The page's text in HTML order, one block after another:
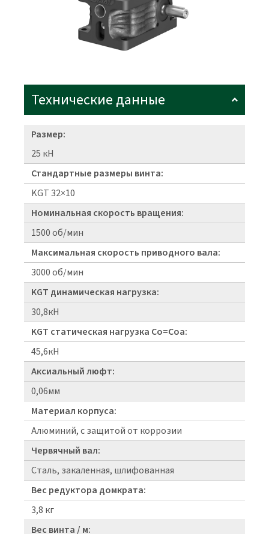
Технические данные
Размер:
25 кН
Стандартные размеры винта:
KGT 32×10
Номинальная скорость вращения:
1500 об/мин
Максимальная скорость приводного вала:
3000 об/мин
KGT динамическая нагрузка:
30,8кН
KGT статическая нагрузка Co=Coa:
45,6кН
Аксиальный люфт:
0,06мм
Материал корпуса:
Алюминий, с защитой от коррозии
Червячный вал:
Сталь, закаленная, шлифованная
Вес редуктора домкрата:
3,8 кг
Вес винта / м: